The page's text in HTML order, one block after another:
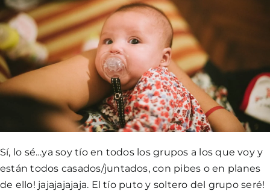
Sí, lo sé…ya soy tío en todos los grupos a los que voy y
están todos casados/juntados, con pibes o en planes
de ello! jajajajajaja. El tío puto y soltero del grupo seré!